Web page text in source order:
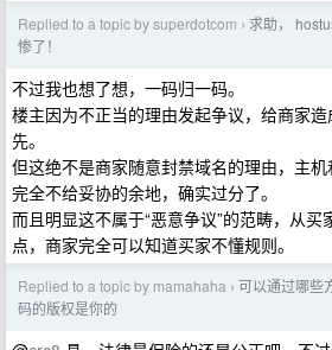
Replied to a topic by superdotcom › 求助，
惨了！
不过我也想了想，一码归一码。
楼主因为不正当的理由发起争议，给商家
先。
但这绝不是商家随意封禁域名的理由，主
完全不给妥协的余地，确实过分了。
而且明显这不属于“恶意争议”的范畴，从
点，商家完全可以知道买家不懂规则。
Replied to a topic by mamahaha › 可以通过哪些
码的版权是你的